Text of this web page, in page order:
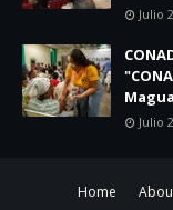
Julio
Julio
Home